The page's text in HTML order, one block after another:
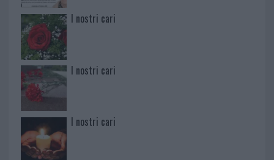
I nostri cari
I nostri cari
I nostri cari